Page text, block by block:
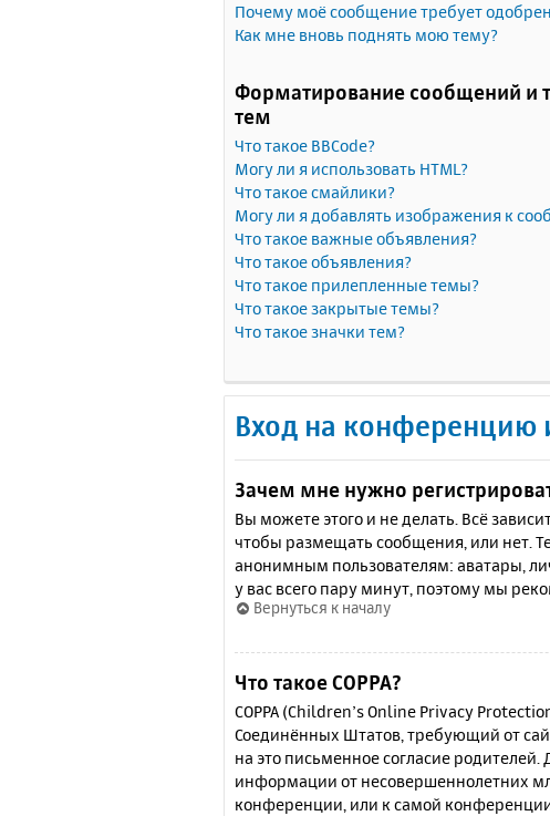
Почему моё сообщение требует
Как мне вновь поднять мою тему?
Форматирование сообщений и
тем
Что такое BBCode?
Могу ли я использовать HTML?
Что такое смайлики?
Могу ли я добавлять изображения к
Что такое важные объявления?
Что такое объявления?
Что такое прилепленные темы?
Что такое закрытые темы?
Что такое значки тем?
Вход на конференцию
Зачем мне нужно
Вы можете этого и не делать. Всё
чтобы размещать сообщения, или нет.
анонимным пользователям: аватары,
у вас всего пару минут, поэтому мы
Вернуться к началу
Что такое COPPA?
COPPA (Children’s Online Privacy
Соединённых Штатов, требующий от
на это письменное согласие
информации от несовершеннолетних
конференции, или к самой